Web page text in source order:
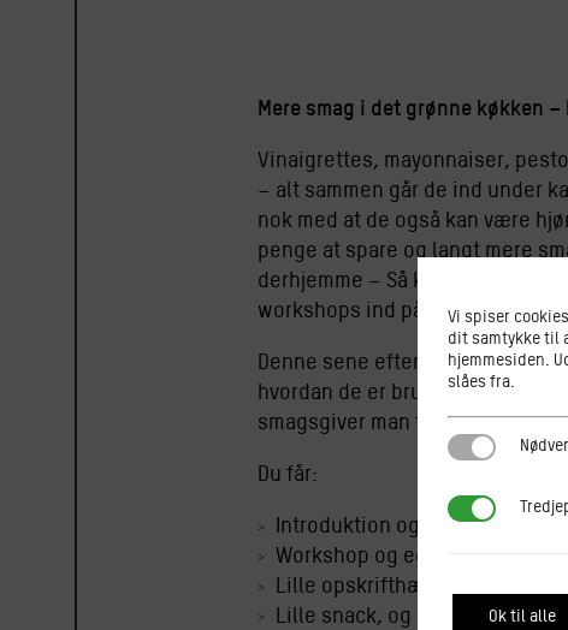
Mere smag i det grønne køkken
Vinaigrettes, mayonnaiser,
– alt sammen går de ind under
nok med at de også kan være
penge at spare og langt mere
derhjemme – Så kom til
workshops ind på Suhrs
Denne sene eftermiddag/aften
hvordan de er brugbare hver
smagsgiver man finder
Du får:
Introduktion og smagning
Workshop og egen mayonaise
Lille opskrifthæfte
Lille snack, og et glas ren vin,
Vi spiser
dit samtykke til
hjemmesiden.
slåes fra.
Nødvendige
Ok til alle